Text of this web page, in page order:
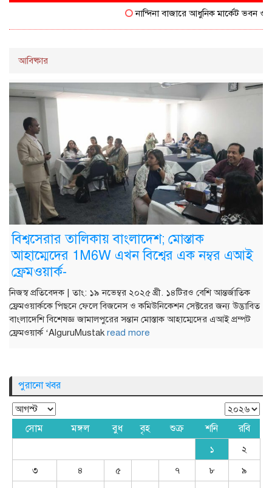
নান্দিনা বাজারে আধুনিক মার্কেট ভবন ও
আবিষ্কার
বিশ্বসেরার তালিকায় বাংলাদেশ; মোস্তাক
আহাম্মেদের 1M6W এখন বিশ্বের এক নম্বর এআই
ফ্রেমওয়ার্ক-
নিজস্ব প্রতিবেদক | তাং: ১৯ নভেম্বর ২০২৫ খ্রী. ১৪টিরও বেশি আন্তর্জাতিক
ফ্রেমওয়ার্ককে পিছনে ফেলে বিজনেস ও কমিউনিকেশন সেক্টরের জন্য উদ্ভাবিত
বাংলাদেশি বিশেষজ্ঞ জামালপুরের সন্তান মোস্তাক আহাম্মেদের এআই প্রম্পট
ফ্রেমওয়ার্ক ‘AlguruMustakread more
পুরানো খবর
সোম মঙ্গল বুধ বৃহ শুক্র শনি রবি
১
২
৩
৪ ৫ ৭ ৮
৯